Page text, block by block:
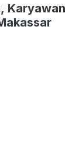
Karyawan